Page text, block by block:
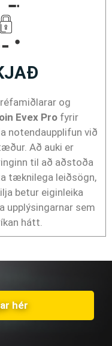
og
Evex Pro fyrir
notendaupplifun við
Að auki er
til að aðstoða
tæknilega leiðsögn,
betur eiginleika
upplýsingarnar sem
hátt.
hér